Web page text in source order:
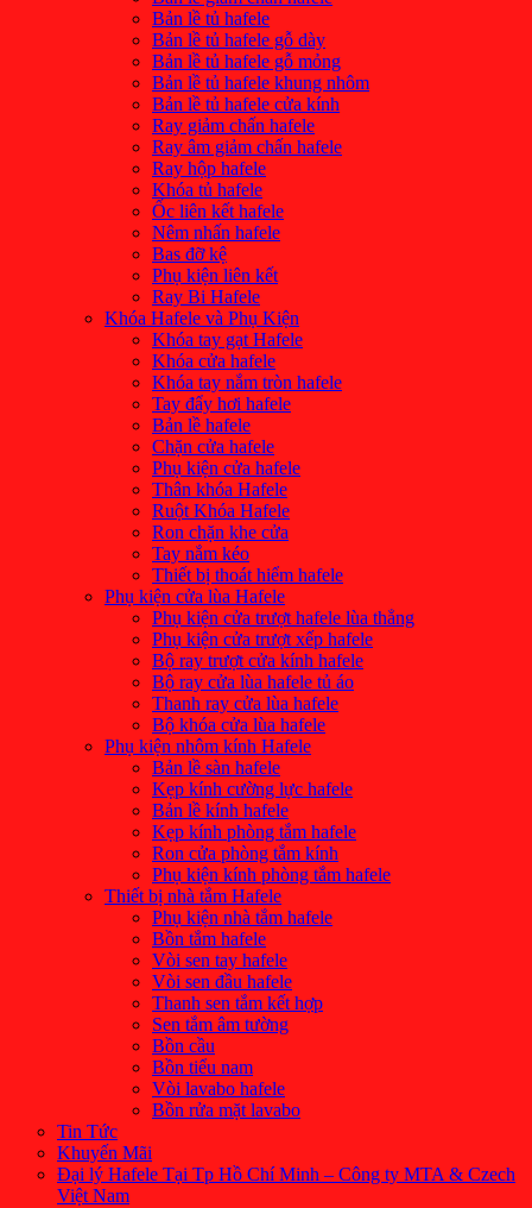
Bản lề tủ hafele
Bản lề tủ hafele gỗ dày
Bản lề tủ hafele gỗ mỏng
Bản lề tủ hafele khung nhôm
Bản lề tủ hafele cửa kính
Ray giảm chấn hafele
Ray âm giảm chấn hafele
Ray hộp hafele
Khóa tủ hafele
Ốc liên kết hafele
Nêm nhấn hafele
Bas đỡ kệ
Phụ kiện liên kết
Ray Bi Hafele
Khóa Hafele và Phụ Kiện
Khóa tay gạt Hafele
Khóa cửa hafele
Khóa tay nắm tròn hafele
Tay đẩy hơi hafele
Bản lề hafele
Chặn cửa hafele
Phụ kiện cửa hafele
Thân khóa Hafele
Ruột Khóa Hafele
Ron chặn khe cửa
Tay nắm kéo
Thiết bị thoát hiểm hafele
Phụ kiện cửa lùa Hafele
Phụ kiện cửa trượt hafele lùa thẳng
Phụ kiện cửa trượt xếp hafele
Bộ ray trượt cửa kính hafele
Bộ ray cửa lùa hafele tủ áo
Thanh ray cửa lùa hafele
Bộ khóa cửa lùa hafele
Phụ kiện nhôm kính Hafele
Bản lề sàn hafele
Kẹp kính cường lực hafele
Bản lề kính hafele
Kẹp kính phòng tắm hafele
Ron cửa phòng tắm kính
Phụ kiện kính phòng tắm hafele
Thiết bị nhà tắm Hafele
Phụ kiện nhà tắm hafele
Bồn tắm hafele
Vòi sen tay hafele
Vòi sen đầu hafele
Thanh sen tắm kết hợp
Sen tắm âm tường
Bồn cầu
Bồn tiểu nam
Vòi lavabo hafele
Bồn rửa mặt lavabo
Tin Tức
Khuyến Mãi
Đại lý Hafele Tại Tp Hồ Chí Minh – Công ty MTA & Czech
Việt Nam